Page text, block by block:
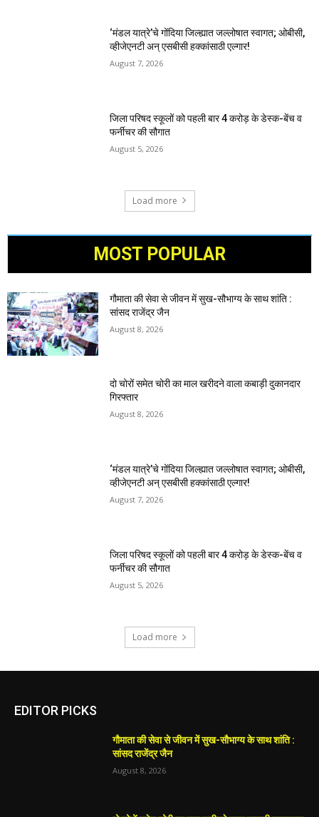
‘मंडल यात्रे’चे गोंदिया जिल्ह्यात जल्लोषात स्वागत; ओबीसी,
व्हीजेएनटी अन् एसबीसी हक्कांसाठी एल्गार!
August 7, 2026
जिला परिषद स्कूलों को पहली बार 4 करोड़ के डेस्क-बेंच व
फर्नीचर की सौगात
August 5, 2026
Load more
MOST POPULAR
गौमाता की सेवा से जीवन में सुख-सौभाग्य के साथ शांति :
सांसद राजेंद्र जैन
August 8, 2026
दो चोरों समेत चोरी का माल खरीदने वाला कबाड़ी दुकानदार
गिरफ्तार
August 8, 2026
‘मंडल यात्रे’चे गोंदिया जिल्ह्यात जल्लोषात स्वागत; ओबीसी,
व्हीजेएनटी अन् एसबीसी हक्कांसाठी एल्गार!
August 7, 2026
जिला परिषद स्कूलों को पहली बार 4 करोड़ के डेस्क-बेंच व
फर्नीचर की सौगात
August 5, 2026
Load more
EDITOR PICKS
गौमाता की सेवा से जीवन में सुख-सौभाग्य के साथ शांति :
सांसद राजेंद्र जैन
August 8, 2026